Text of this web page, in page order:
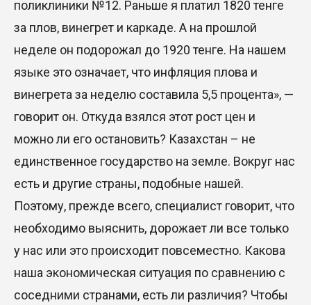
поликлиники №12. Раньше я платил 1820 тенге
за плов, винегрет и каркаде. А на прошлой
неделе он подорожал до 1920 тенге. На нашем
языке это означает, что инфляция плова и
винегрета за неделю составила 5,5 процента», —
говорит он. Откуда взялся этот рост цен и
можно ли его остановить? Казахстан – не
единственное государство на земле. Вокруг нас
есть и другие страны, подобные нашей.
Поэтому, прежде всего, специалист говорит, что
необходимо выяснить, дорожает ли все только
у нас или это происходит повсеместно. Какова
наша экономическая ситуация по сравнению с
соседними странами, есть ли различия? Чтобы